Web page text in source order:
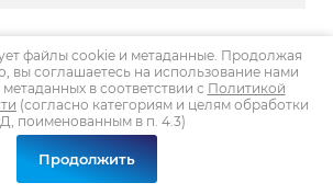
22
10.25
Международный
форум
файлы cookie и метаданные. Продолжая
вы соглашаетесь на использование нами
в соответствии с Политикой
(согласно категориям и целям обработки
поименованным в п. 4.3)
Продолжить